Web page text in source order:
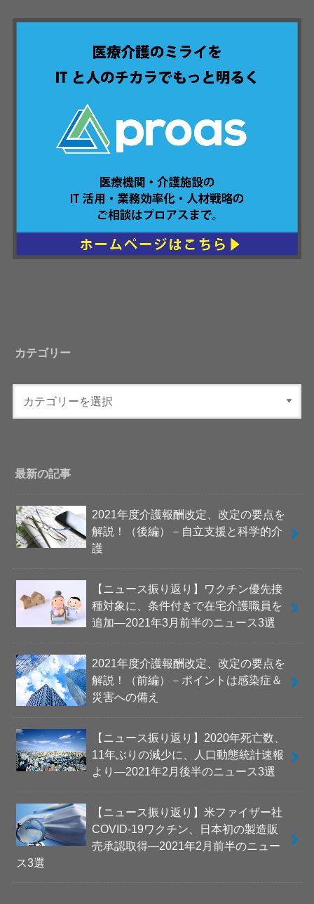
カテゴリー
最新の記事
2021年度介護報酬改定、改定の要点を
解説！（後編）－自立支援と科学的介
護
【ニュース振り返り】ワクチン優先接
種対象に、条件付きで在宅介護職員を
追加―2021年3月前半のニュース3選
2021年度介護報酬改定、改定の要点を
解説！（前編）－ポイントは感染症＆
災害への備え
【ニュース振り返り】2020年死亡数、
11年ぶりの減少に、人口動態統計速報
より―2021年2月後半のニュース3選
【ニュース振り返り】米ファイザー社
COVID-19ワクチン、日本初の製造販
売承認取得―2021年2月前半のニュー
ス3選